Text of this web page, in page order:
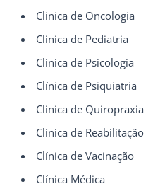
Clinica de Oncologia
Clinica de Pediatria
Clinica de Psicologia
Clínica de Psiquiatria
Clinica de Quiropraxia
Clínica de Reabilitação
Clínica de Vacinação
Clínica Médica